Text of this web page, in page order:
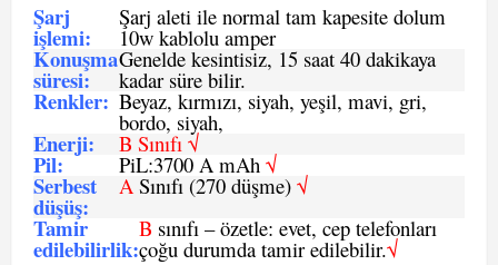
Şarj
işlemi:
Şarj aleti ile normal tam kapesite dolum
10w kablolu amper
Konuşma
süresi:
Genelde kesintisiz, 15 saat 40 dakikaya
kadar süre bilir.
Renkler: Beyaz, kırmızı, siyah, yeşil, mavi, gri,
bordo, siyah,
Enerji: B Sınıfı √
Pil: PiL:3700 A mAh √
Serbest
düşüş:
ASınıfı (270 düşme) √
Tamir
edilebilirlik:
B sınıfı – özetle: evet, cep telefonları
çoğu durumda tamir edilebilir.√